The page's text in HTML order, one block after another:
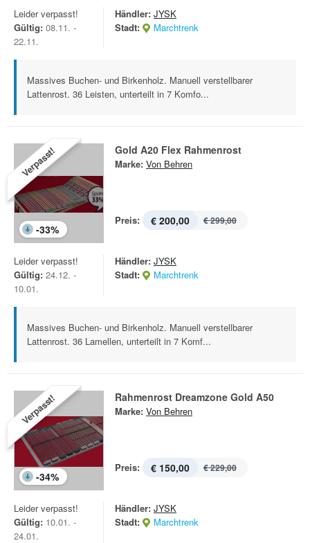
Leider verpasst!
Gültig: 08.11. -
22.11.
Händler: JYSK
Stadt:
Marchtrenk
Massives Buchen- und Birkenholz. Manuell verstellbarer
Lattenrost. 36 Leisten, unterteilt in 7 Komfo...
Verpasst!
-33%
Gold A20 Flex Rahmenrost
Marke: Von Behren
Preis: € 200,00 € 299,00
Leider verpasst!
Gültig: 24.12. -
10.01.
Händler: JYSK
Stadt:
Marchtrenk
Massives Buchen- und Birkenholz. Manuell verstellbarer
Lattenrost. 36 Lamellen, unterteilt in 7 Komf...
Verpasst!
-34%
Rahmenrost Dreamzone Gold A50
Marke: Von Behren
Preis: € 150,00 € 229,00
Leider verpasst!
Gültig: 10.01. -
24.01.
Händler: JYSK
Stadt:
Marchtrenk